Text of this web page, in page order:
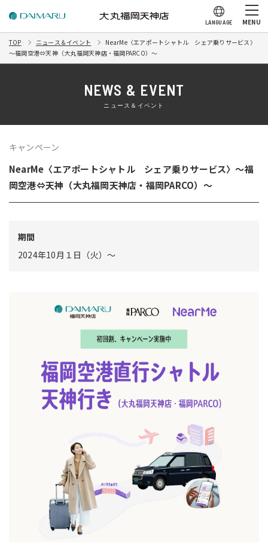
LANGUAGE MENU
TOP ニュース＆イベント
NearMe〈エアポートシャトル シェア乗りサービス〉
～福岡空港⇔天神（大丸福岡天神店・福岡PARCO）～
NEWS & EVENT
ニュース＆イベント
キャンペーン
NearMe〈エアポートシャトル シェア乗りサービス〉～福
岡空港⇔天神（大丸福岡天神店・福岡PARCO）～
期間
2024年10月１日（火）～